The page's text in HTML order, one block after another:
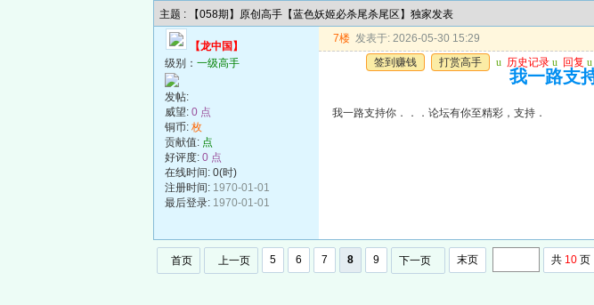
主题 : 【058期】原创高手【蓝色妖姬必杀尾杀尾区】独家发表
【龙中国】
级别： 一级高手
发帖:
威望: 0 点
铜币: 枚
贡献值: 点
好评度: 0 点
在线时间: 0(时)
注册时间: 1970-01-01
最后登录: 1970-01-01
7楼 发表于: 2026-05-30 15:29
签到赚钱
打赏高手 u 历史记录 u 回复 u
我一路支
我一路支持你．．．论坛有你至精彩，支持．
首页 上一页 5 6 7 8 9 下一页 末页 共 10 页